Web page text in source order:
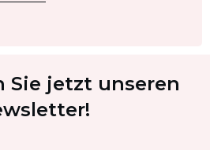
Sie jetzt unseren